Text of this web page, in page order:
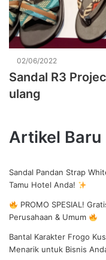
02/06/2022
Sandal R3
ulang
Artikel Baru
Sandal Pandan Strap
Tamu Hotel Anda!
PROMO SPESIAL!
Perusahaan & Umum
Bantal Karakter Frogo
Menarik untuk Bisnis